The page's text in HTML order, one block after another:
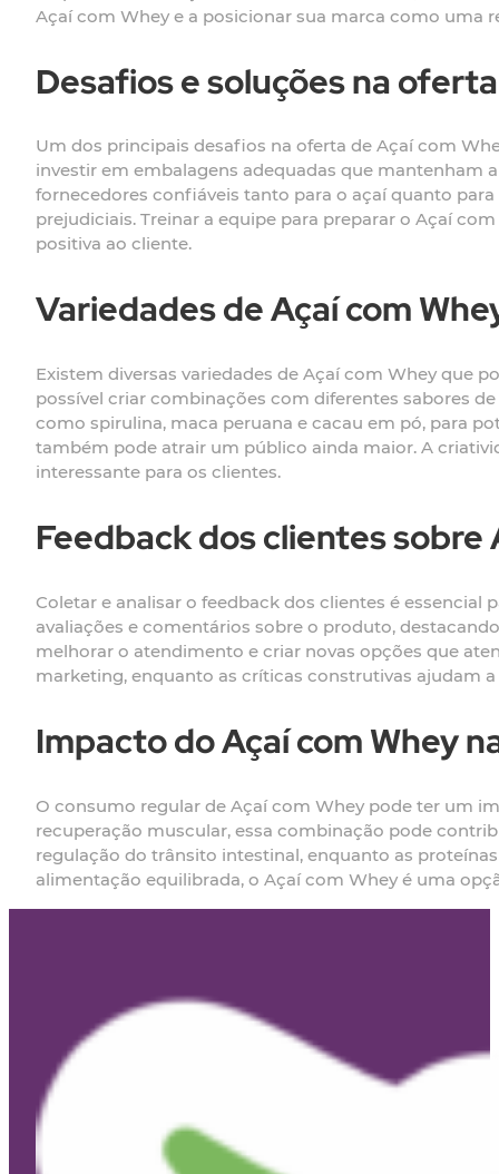
Açaí com Whey e a posicionar sua marca como uma
Desafios e soluções na
Um dos principais desafios na oferta de Açaí com
investir em embalagens adequadas que mantenham
fornecedores confiáveis tanto para o açaí quanto
prejudiciais. Treinar a equipe para preparar o Açaí
positiva ao cliente.
Variedades de Açaí com
Existem diversas variedades de Açaí com Whey que
possível criar combinações com diferentes sabores
como spirulina, maca peruana e cacau em pó, para
também pode atrair um público ainda maior. A
interessante para os clientes.
Feedback dos clientes sobre
Coletar e analisar o feedback dos clientes é
avaliações e comentários sobre o produto,
melhorar o atendimento e criar novas opções que
marketing, enquanto as críticas construtivas ajudam
Impacto do Açaí com Whey
O consumo regular de Açaí com Whey pode ter um
recuperação muscular, essa combinação pode
regulação do trânsito intestinal, enquanto as
alimentação equilibrada, o Açaí com Whey é uma